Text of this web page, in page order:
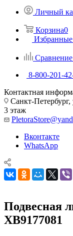
Личный
Корзина0
Сравнение
8-800-201-
Контактная
Санкт-
3 этаж
Вконтакте
WhatsApp
Подвесная
XB9177081